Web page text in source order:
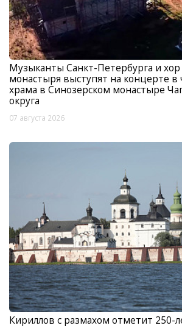
Музыканты Санкт-Петербурга и хор
монастыря выступят на концерте в
храма в Синозерском монастыре
округа
07 августа 2026
Кириллов с размахом отметит 250-